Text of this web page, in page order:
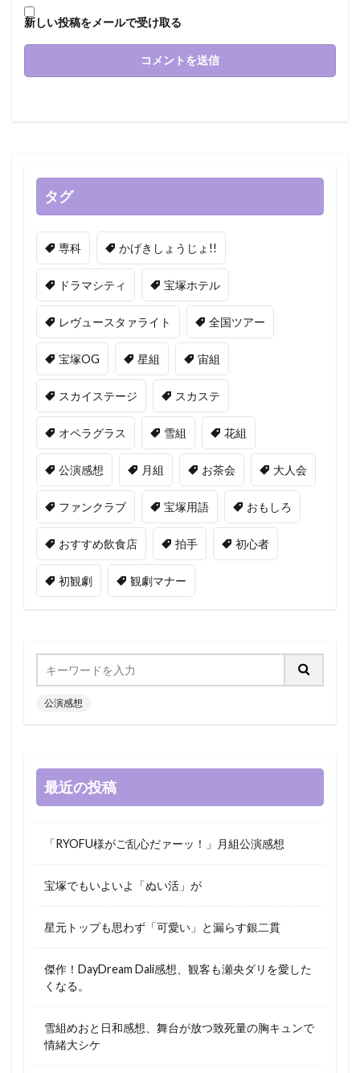
新しい投稿をメールで受け取る
タグ
専科 かげきしょうじょ!!
ドラマシティ 宝塚ホテル
レヴュースタァライト 全国ツアー
宝塚OG 星組 宙組
スカイステージ スカステ
オペラグラス 雪組 花組
公演感想 月組 お茶会 大人会
ファンクラブ 宝塚用語 おもしろ
おすすめ飲食店 拍手 初心者
初観劇 観劇マナー
公演感想
最近の投稿
「RYOFU様がご乱心だァーッ！」月組公演感想
宝塚でもいよいよ「ぬい活」が
星元トップも思わず「可愛い」と漏らす銀二貫
傑作！DayDream Dali感想、観客も瀬央ダリを愛した
くなる。
雪組めおと日和感想、舞台が放つ致死量の胸キュンで
情緒大シケ